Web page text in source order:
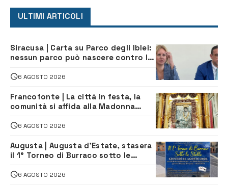
ULTIMI ARTICOLI
Siracusa | Carta su Parco degli Iblei:
nessun parco può nascere contro le
6 AGOSTO 2026
Francofonte | La città in festa, la
comunità si affida alla Madonna
6 AGOSTO 2026
Augusta | Augusta d’Estate, stasera
il 1° Torneo di Burraco sotto le
6 AGOSTO 2026